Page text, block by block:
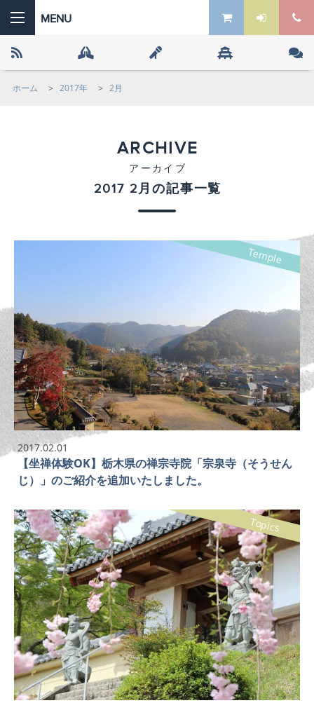
ホーム > 2017年 > 2月
ARCHIVE
アーカイブ
2017 2月の記事一覧
2017.02.01
【坐禅体験OK】栃木県の禅宗寺院「宗泉寺（そうせん
じ）」のご紹介を追加いたしました。
Temple
Topics